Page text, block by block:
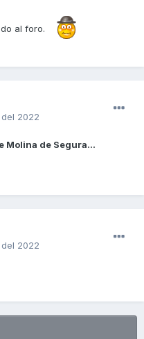
al foro.
2022
Molina de Segura...
2022